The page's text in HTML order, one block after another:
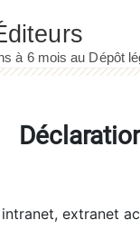
extranet